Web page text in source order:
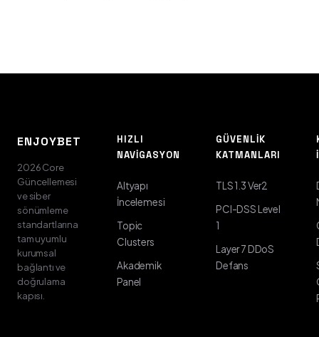
ENJOYBET
2026 Core
Güncellemesi
ve siber
sönümleme
standartlarına
tam uyumlu
kurumsal
bağlantı ve
doğrulama
kapısı.
HIZLI
NAVIGASYON
Altyapı
İncelemesi
Topic
Clusters
Akademik
Panel
GÜVENLIK
KATMANLARI
TLS 1.3 Ver2
PCI-DSS Level
1
Layer 7 DDoS
Defans